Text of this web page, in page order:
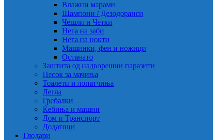
Влажни марами
Шампони / Дезодоранси
Чешли и Четки
Нега на заби
Нега на нокти
Машинки, фен и ножици
Останато
Заштита од надворешни паразити
Песок за мачиња
Тоалети и лопатчиња
Легла
Гребалки
Ќебиња и машни
Дом и Транспорт
Додатоци
Глодари